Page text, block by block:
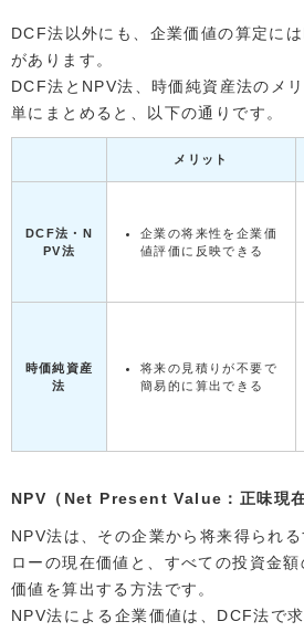
DCF法以外にも、企業価値の算定に
があります。
DCF法とNPV法、時価純資産法のメ
単にまとめると、以下の通りです。
メリット
DCF法・N
PV法
企業の将来性を企業価
値評価に反映できる
時価純資産
法
将来の見積りが不要で
簡易的に算出できる
NPV（Net Present Value：正味現
NPV法は、その企業から将来得られ
ローの現在価値と、すべての投資金
価値を算出する方法です。
NPV法による企業価値は、DCF法で